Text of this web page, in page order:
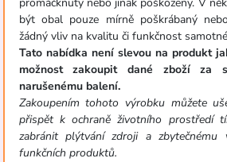
být obal pouze mírně poškrábaný
žádný vliv na kvalitu či funkčnost
Tato nabídka není slevou na produkt
možnost zakoupit dané zboží za
narušenému balení.
Zakoupením tohoto výrobku můžete
přispět k ochraně životního prostředí
zabránit plýtvání zdroji a zbytečnému
funkčních produktů.